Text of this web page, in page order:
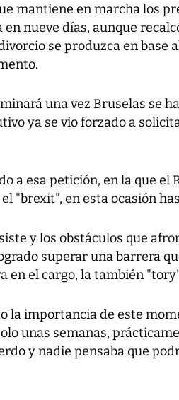
mantiene en marcha los
nueve días, aunque
se produzca en base
una vez Bruselas se
ya se vio forzado a
a esa petición, en la que el
"brexit", en esta ocasión
y los obstáculos que
superar una barrera
en el cargo, la también
la importancia de este
unas semanas,
y nadie pensaba que